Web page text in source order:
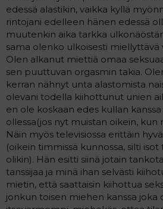
edessä alastikin, vaikka kyllä
rintojani edelleen hänen edessä
muutenkin aika tarkka
sama olenko ulkoisesti miellyttävä
Olen alkanut miettiä omaa
sen puuttuvan orgasmin takia.
kerran nähnyt unta alastomista
olevani todella kiihottunut unien
en ole koskaan edes kullan
ollessa(jos nyt muistan oikein, kun
Näin myös televisiossa erittäin
(oikein timmissä kunnossa, silti isot
olikin). Hän esitti siinä jotain
tanssijaa ja minä ihan selvästi
mietin, että saattaisin kiihottua
jonkun toisen miehen kanssa joka